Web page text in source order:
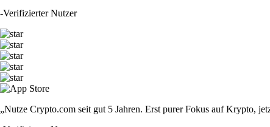
-Verifizierter Nutzer
„Nutze Crypto.com seit gut 5 Jahren. Erst purer Fokus auf Krypto,